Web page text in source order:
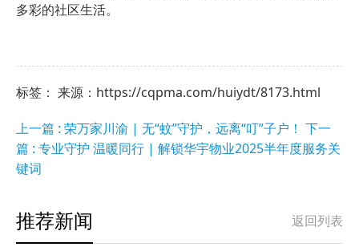
多彩的社区生活。
标签： 来源：https://cqpma.com/huiydt/8173.html
上一篇 : 荣万家川渝 | 无“蚊”守护，远离“叮”子户！ 下一
篇 : 专业守护 温暖同行 | 解锁华宇物业2025半年度服务关
键词
返回列表
推荐新闻